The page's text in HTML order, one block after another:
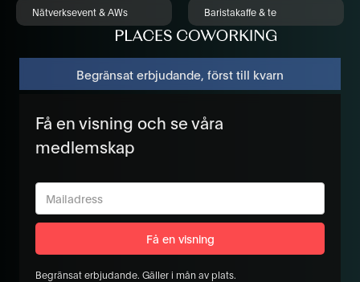
Nätverksevent & AWs Baristakaffe & te
Begränsat erbjudande, först till kvarn
Få en visning och se våra
medlemskap
Begränsat erbjudande. Gäller i mån av plats.